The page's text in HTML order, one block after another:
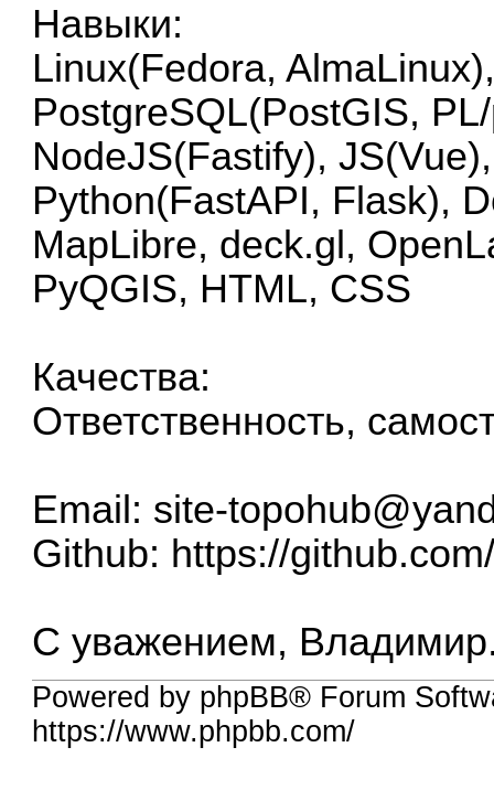
Навыки:
Linux(Fedora,
PostgreSQL(PostGIS,
NodeJS(Fastify),
Python(FastAPI, Flask),
MapLibre, deck.gl,
PyQGIS, HTML, CSS
Качества:
Ответственность,
Email: site-
Github: https://
С уважением,
Powered by phpBB® Forum
https://www.phpbb.com/